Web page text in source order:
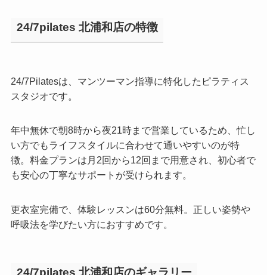
24/7pilates 北浦和店の特徴
24/7Pilatesは、マンツーマン指導に特化したピラティス
スタジオです。
年中無休で朝8時から夜21時まで営業しているため、忙し
い方でもライフスタイルに合わせて通いやすいのが特
徴。料金プランは月2回から12回まで用意され、初心者で
も安心の丁寧なサポートが受けられます。
更衣室完備で、体験レッスンは60分無料。正しい姿勢や
呼吸法を学びたい方におすすめです。
24/7pilates 北浦和店のギャラリー